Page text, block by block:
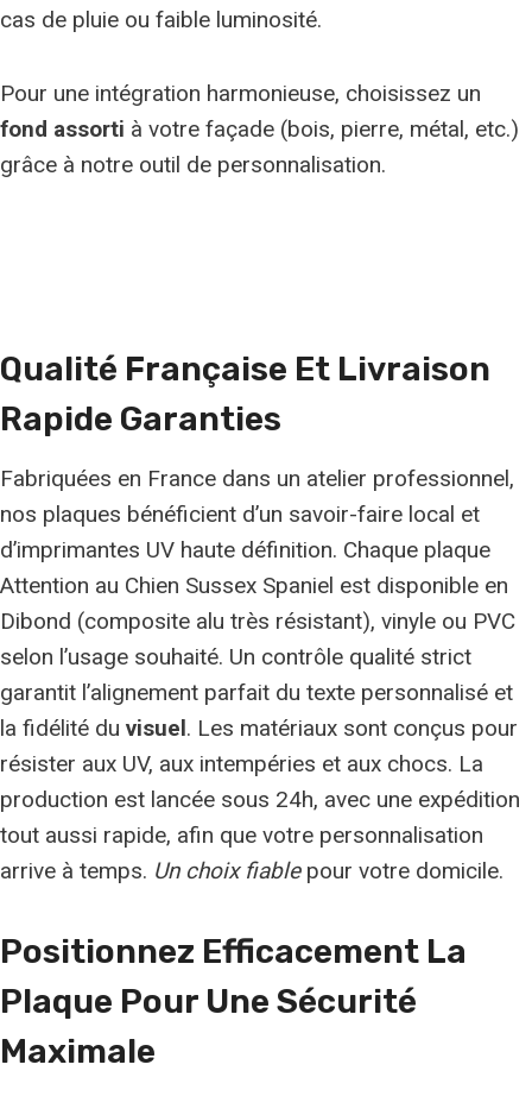
cas de pluie ou faible luminosité.
Pour une intégration harmonieuse, choisissez un
fond assorti à votre façade (bois, pierre, métal, etc.)
grâce à notre outil de personnalisation.
Qualité Française Et Livraison
Rapide Garanties
Fabriquées en France dans un atelier professionnel,
nos plaques bénéficient d’un savoir-faire local et
d’imprimantes UV haute définition. Chaque plaque
Attention au Chien Sussex Spaniel est disponible en
Dibond (composite alu très résistant), vinyle ou PVC
selon l’usage souhaité. Un contrôle qualité strict
garantit l’alignement parfait du texte personnalisé et
la fidélité du visuel. Les matériaux sont conçus pour
résister aux UV, aux intempéries et aux chocs. La
production est lancée sous 24h, avec une expédition
tout aussi rapide, afin que votre personnalisation
arrive à temps. Un choix fiablepour votre domicile.
Positionnez Efficacement La
Plaque Pour Une Sécurité
Maximale